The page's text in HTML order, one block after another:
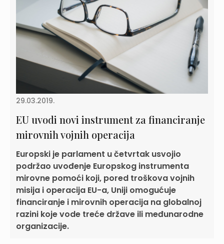
29.03.2019.
EU uvodi novi instrument za financiranje
mirovnih vojnih operacija
Europski je parlament u četvrtak usvojio
podržao uvođenje Europskog instrumenta
mirovne pomoći koji, pored troškova vojnih
misija i operacija EU-a, Uniji omogućuje
financiranje i mirovnih operacija na globalnoj
razini koje vode treće države ili međunarodne
organizacije.